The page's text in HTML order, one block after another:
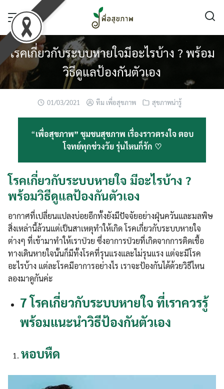
content
โรคเกี่ยวกับระบบหายใจมีอะไรบ้าง ? พร้อม
วิธีดูแลป้องกันตัวเอง
01/03/2021 ทีม เพื่อสุขภาพ สุขภาพน่ารู้
“เพื่อสุขภาพ” ชุมชนสุขภาพ เรื่องราวตรงใจ ตอบ
โจทย์ทุกช่วงวัย รุ่นไหนก็รัก ♡
โรคเกี่ยวกับระบบหายใจ มีอะไรบ้าง ?
พร้อมวิธีดูแลป้องกันตัวเอง
อากาศที่เปลี่ยนแปลงบ่อยอีกทั้งยังมีปัจจัยอย่างฝุ่นควันและมลพิษ
สิ่งเหล่านี้ล้วนแต่เป็นสาเหตุทำให้เกิด โรคเกี่ยวกับระบบหายใจ
ต่างๆ ที่เข้ามาทำให้เราป่วย ซึ่งอาการป่วยที่เกิดจากการติดเชื้อ
ทางเดินหายใจนั้นก็มีทั้งโรคที่รุนแรงและไม่รุนแรง แต่จะมีโรค
อะไรบ้าง แต่ละโรคมีอาการอย่างไร เราจะป้องกันได้ด้วยวิธีไหน
ลองมาดูกันค่ะ
7 โรคเกี่ยวกับระบบหายใจ ที่เราควรรู้
พร้อมแนะนำวิธีป้องกันตัวเอง
หอบหืด